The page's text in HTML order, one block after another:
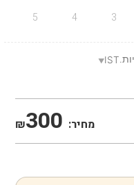
3
4
5
IST
מחיר: 300
₪